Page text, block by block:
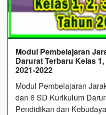
Modul Pembelajaran
Darurat Terbaru Kelas
2021-2022
Modul Pembelajaran
dan 6 SD Kurikulum
Pendidikan dan